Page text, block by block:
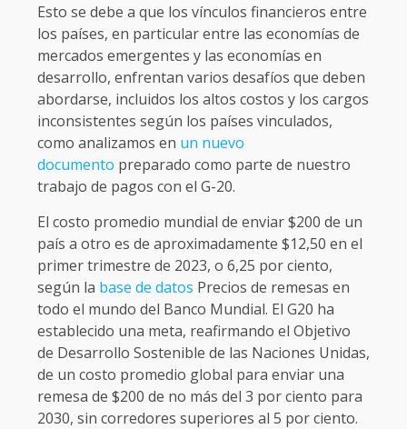
Esto se debe a que los vínculos financieros entre
los países, en particular entre las economías de
mercados emergentes y las economías en
desarrollo, enfrentan varios desafíos que deben
abordarse, incluidos los altos costos y los cargos
inconsistentes según los países vinculados,
como analizamos en un nuevo
documento preparado como parte de nuestro
trabajo de pagos con el G-20.
El costo promedio mundial de enviar $200 de un
país a otro es de aproximadamente $12,50 en el
primer trimestre de 2023, o 6,25 por ciento,
según la base de datos Precios de remesas en
todo el mundo del Banco Mundial. El G20 ha
establecido una meta, reafirmando el Objetivo
de Desarrollo Sostenible de las Naciones Unidas,
de un costo promedio global para enviar una
remesa de $200 de no más del 3 por ciento para
2030, sin corredores superiores al 5 por ciento.